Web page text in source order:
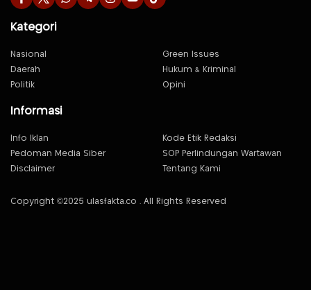
Kategori
Nasional
Green Issues
Daerah
Hukum & Kriminal
Politik
Opini
Informasi
Info Iklan
Kode Etik Redaksi
Pedoman Media Siber
SOP Perlindungan Wartawan
Disclaimer
Tentang Kami
Copyright ©2025 ulasfakta.co . All Rights Reserved